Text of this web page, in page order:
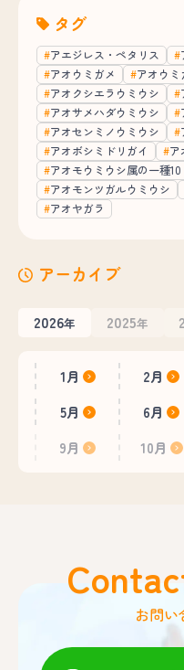
タグ
アエジレス・ペタリス
アオウミガメ
アオウ
アオクシエラウミウシ
アオサメハダウミウシ
アオセンミノウミウシ
アオボシミドリガイ
ア
アオモウミウシ属の一種10
アオモンツガルウミウシ
アオヤガラ
アーカイブ
2026年 2025年
1月 2月
5月
6月
9月
10月
お問